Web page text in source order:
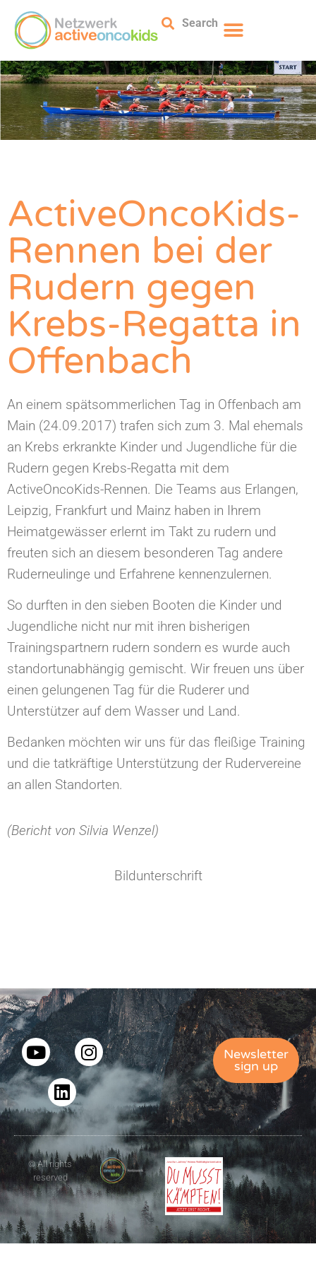
Search
ActiveOncoKids-
Rennen bei der
Rudern gegen
Krebs-Regatta in
Offenbach
An einem spätsommerlichen Tag in Offenbach am
Main (24.09.2017) trafen sich zum 3. Mal ehemals
an Krebs erkrankte Kinder und Jugendliche für die
Rudern gegen Krebs-Regatta mit dem
ActiveOncoKids-Rennen. Die Teams aus Erlangen,
Leipzig, Frankfurt und Mainz haben in Ihrem
Heimatgewässer erlernt im Takt zu rudern und
freuten sich an diesem besonderen Tag andere
Ruderneulinge und Erfahrene kennenzulernen.
So durften in den sieben Booten die Kinder und
Jugendliche nicht nur mit ihren bisherigen
Trainingspartnern rudern sondern es wurde auch
standortunabhängig gemischt. Wir freuen uns über
einen gelungenen Tag für die Ruderer und
Unterstützer auf dem Wasser und Land.
Bedanken möchten wir uns für das fleißige Training
und die tatkräftige Unterstützung der Rudervereine
an allen Standorten.
(Bericht von Silvia Wenzel)
Bildunterschrift
Newsletter
sign up
© All rights
reserved